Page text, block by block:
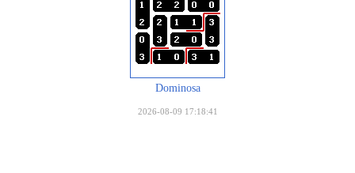
Dominosa
2026-08-09 17:18:41